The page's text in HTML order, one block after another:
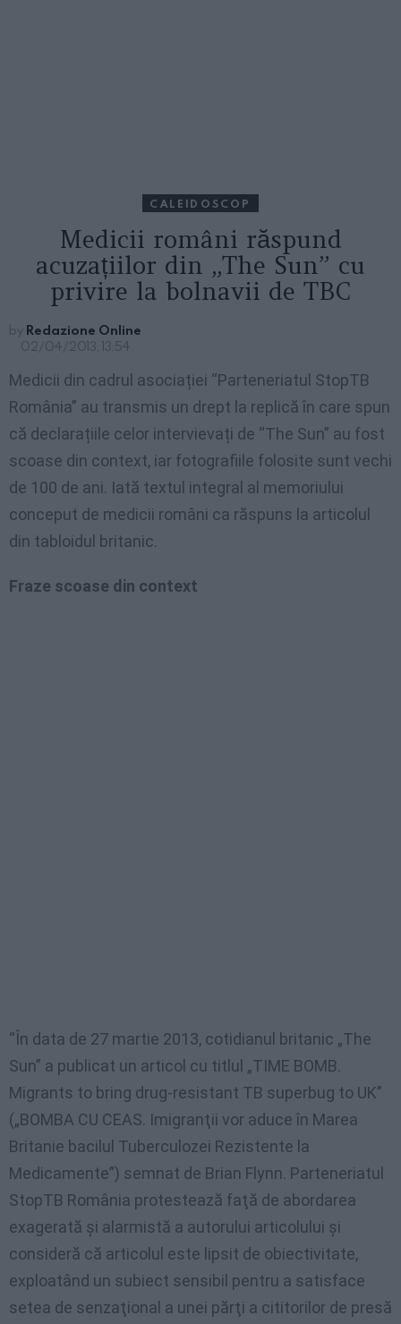
CALEIDOSCOP
Medicii români răspund
acuzațiilor din „The Sun” cu
privire la bolnavii de TBC
by Redazione Online
02/04/2013, 13:54
Medicii din cadrul asociației “Parteneriatul StopTB
România” au transmis un drept la replică în care spun
că declarațiile celor intervievați de “The Sun” au fost
scoase din context, iar fotografiile folosite sunt vechi
de 100 de ani. Iată textul integral al memoriului
conceput de medicii români ca răspuns la articolul
din tabloidul britanic.
Fraze scoase din context
“În data de 27 martie 2013, cotidianul britanic „The
Sun” a publicat un articol cu titlul „TIME BOMB.
Migrants to bring drug-resistant TB superbug to UK”
(„BOMBA CU CEAS. Imigranţii vor aduce în Marea
Britanie bacilul Tuberculozei Rezistente la
Medicamente”) semnat de Brian Flynn. Parteneriatul
StopTB România protestează faţă de abordarea
exagerată şi alarmistă a autorului articolului şi
consideră că articolul este lipsit de obiectivitate,
exploatând un subiect sensibil pentru a satisface
setea de senzaţional a unei părţi a cititorilor de presă